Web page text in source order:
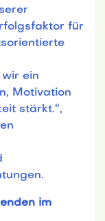
für
ein
Motivation
stärkt.“,
im